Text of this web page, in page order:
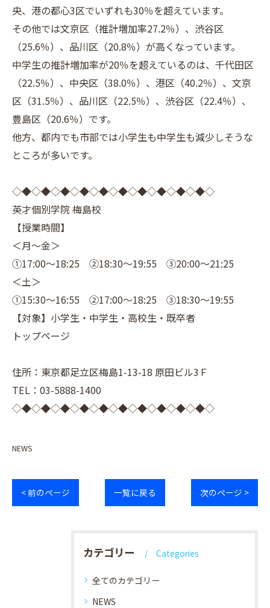
央、港の都心3区でいずれも30％を超えています。
その他では文京区（推計増加率27.2％）、渋谷区
（25.6％）、品川区（20.8％）が高くなっています。
中学生の推計増加率が20％を超えているのは、千代田区
（22.5％）、中央区（38.0％）、港区（40.2％）、文京
区（31.5％）、品川区（22.5％）、渋谷区（22.4％）、
豊島区（20.6％）です。
他方、都内でも市部では小学生も中学生も減少しそうな
ところが多いです。
◇◆◇◆◇◆◇◆◇◆◇◆◇◆◇◆◇◆◇◆◇
英才個別学院 梅島校
【授業時間】
＜月～金＞
①17:00～18:25 ②18:30～19:55 ③20:00～21:25
＜土＞
①15:30～16:55 ②17:00～18:25 ③18:30～19:55
【対象】小学生・中学生・高校生・既卒者
トップページ
住所：東京都足立区梅島1-13-18 原田ビル3Ｆ
TEL：03-5888-1400
◇◆◇◆◇◆◇◆◇◆◇◆◇◆◇◆◇◆◇◆◇
NEWS
< 前のページ 一覧に戻る 次のページ >
カテゴリー Categories
全てのカテゴリー
NEWS